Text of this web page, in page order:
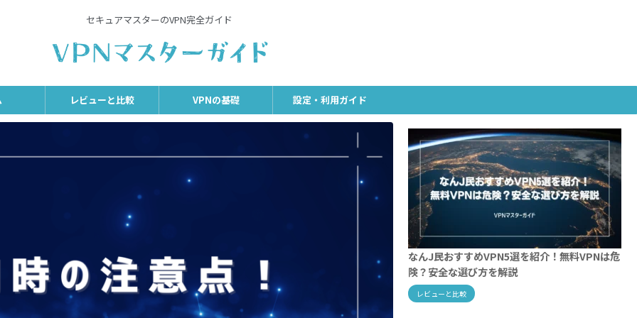
セキュアマスターのVPN完全ガイド
レビューと比較 VPNの基礎 設定・利用ガイド
なんJ民おすすめVPN5選を紹介！無料VPNは危
険？安全な選び方を解説
レビューと比較